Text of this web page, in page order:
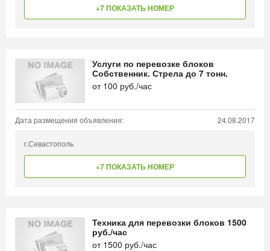
+7 ПОКАЗАТЬ НОМЕР
Услуги по перевозке блоков
Собственник. Стрела до 7 тонн.
от 100 руб./час
Дата размещения объявления: 24.08.2017
г.Севастополь
+7 ПОКАЗАТЬ НОМЕР
Техника для перевозки блоков 1500
руб./час
от 1500 руб./час